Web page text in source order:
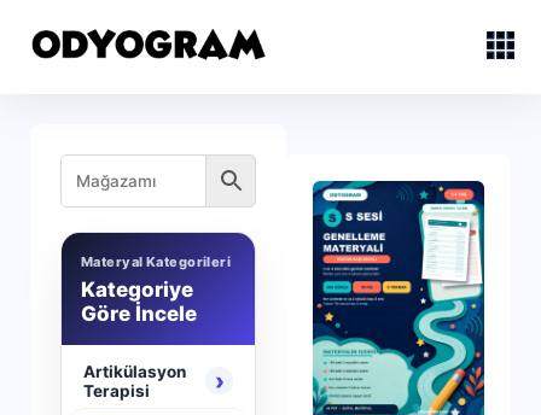
Materyal Kategorileri
Kategoriye
Göre İncele
Artikülasyon
Terapisi
›